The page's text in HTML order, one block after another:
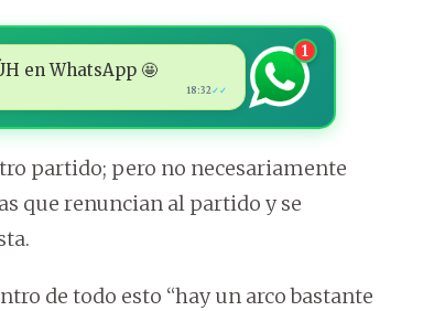
en WhatsApp 🤩
18:32✓✓
1
partido; pero no necesariamente
que renuncian al partido y se
de todo esto “hay un arco bastante